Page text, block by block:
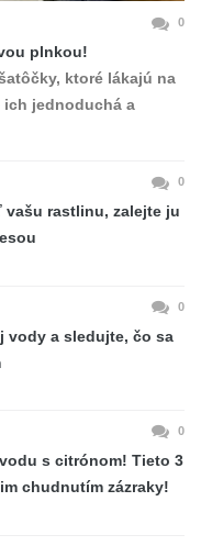
0
plnkou!
ktoré lákajú na
jednoduchá a
0
rastlinu, zalejte ju
0
vody a sledujte, čo sa
0
s citrónom! Tieto 3
chudnutím zázraky!